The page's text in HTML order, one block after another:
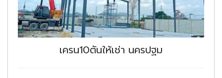
เครน10ตันให้เช่า นครปฐม